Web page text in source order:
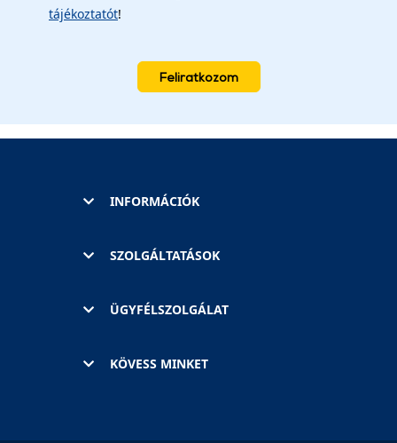
tájékoztatót!
Feliratkozom
INFORMÁCIÓK
SZOLGÁLTATÁSOK
ÜGYFÉLSZOLGÁLAT
KÖVESS MINKET